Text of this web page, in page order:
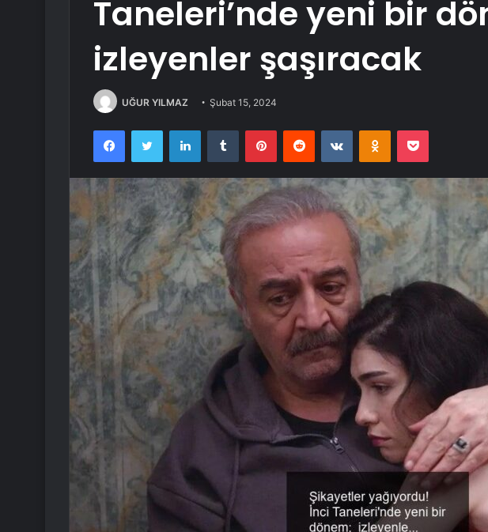
Taneleri’nde yeni bir
izleyenler şaşıracak
UĞUR YILMAZ Şubat 15, 2024
FacebookTwitter LinkedInTumblr PinterestReddit VKontakteOdnoklassniki
Pocket